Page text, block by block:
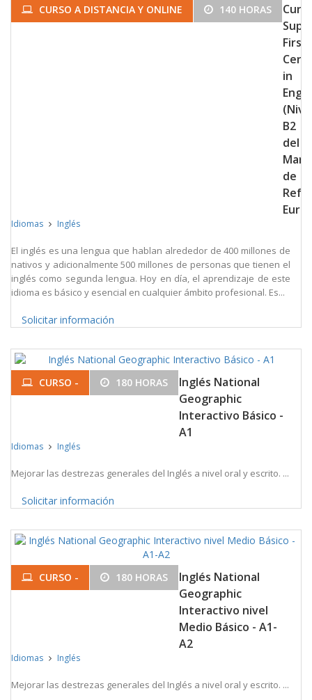
CURSO A DISTANCIA Y ONLINE 140 HORAS
First
in
B2
del
de
Idiomas Inglés
El inglés es una lengua que hablan alrededor de 400 millones de
nativos y adicionalmente 500 millones de personas que tienen el
inglés como segunda lengua. Hoy en día, el aprendizaje de este
idioma es básico y esencial en cualquier ámbito profesional. Es...
Solicitar información
CURSO - 180 HORAS
Inglés National
Geographic
Interactivo Básico -
A1
Idiomas Inglés
Mejorar las destrezas generales del Inglés a nivel oral y escrito. ...
Solicitar información
CURSO - 180 HORAS
Inglés National
Geographic
Interactivo nivel
Medio Básico - A1-
A2
Idiomas Inglés
Mejorar las destrezas generales del Inglés a nivel oral y escrito. ...